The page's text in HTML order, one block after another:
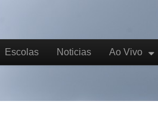
Escolas Noticias Ao Vivo